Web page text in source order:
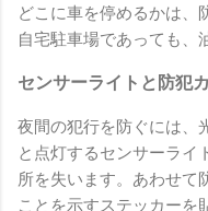
どこに車を停めるかは、
自宅駐車場であっても、
センサーライトと防犯
夜間の犯行を防ぐには、
と点灯するセンサーライ
所を失います。あわせて
ことを示すステッカーを